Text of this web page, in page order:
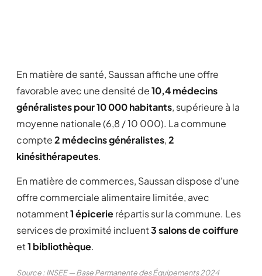
En matière de santé, Saussan affiche une offre
favorable avec une densité de10,4 médecins
généralistes pour 10 000 habitants, supérieure à la
moyenne nationale (6,8 / 10 000). La commune
compte2 médecins généralistes,2
kinésithérapeutes.
En matière de commerces, Saussan dispose d'une
offre commerciale alimentaire limitée, avec
notamment1 épicerierépartis sur la commune. Les
services de proximité incluent3 salons de coiffure
et1 bibliothèque.
Source : INSEE — Base Permanente des Équipements 2024